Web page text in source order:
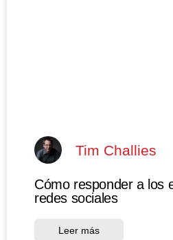
Tim Challies
Cómo responder a los
redes sociales
Leer más